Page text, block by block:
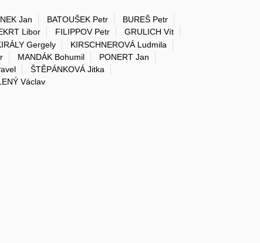
Jan BATOUŠEK Petr
BUREŠ Petr
Libor FILIPPOV Petr
GRULICH Vít
Gergely
KIRSCHNEROVÁ Ludmila
MANDÁK Bohumil
PONERT Jan
ŠTĚPÁNKOVÁ Jitka
Václav